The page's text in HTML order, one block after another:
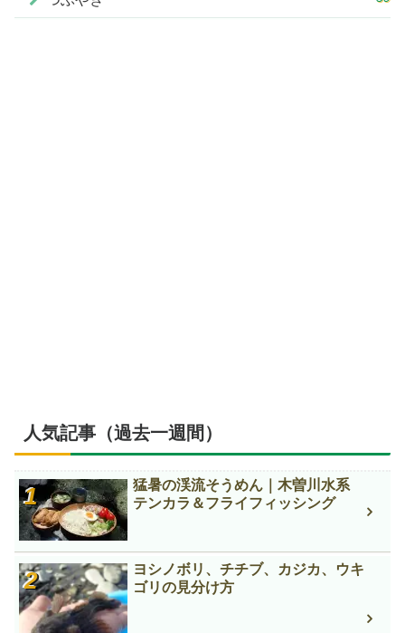
人気記事（過去一週間）
猛暑の渓流そうめん｜木曽川水系
テンカラ＆フライフィッシング
ヨシノボリ、チチブ、カジカ、ウキ
ゴリの見分け方